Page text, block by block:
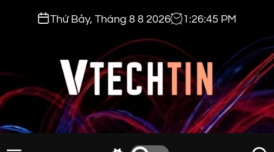
t
o
c
o
Thứ Bảy, Tháng 8 8 2026 1 :26:47 PM
v